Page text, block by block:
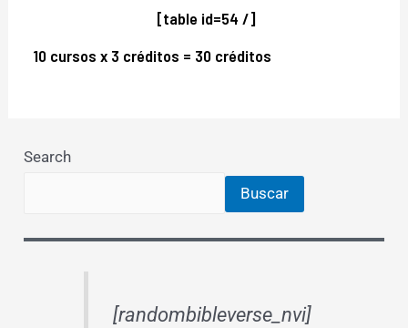
[table id=54 /]
10 cursos x 3 créditos = 30 créditos
Search
Buscar
[randombibleverse_nvi]